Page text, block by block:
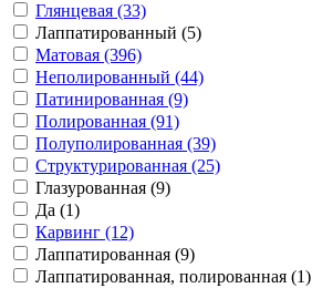
Глянцевая (33)
Лаппатированный (5)
Матовая (396)
Неполированный (44)
Патинированная (9)
Полированная (91)
Полуполированная (39)
Структурированная (25)
Глазурованная (9)
Да (1)
Карвинг (12)
Лаппатированная (9)
Лаппатированная, полированная (1)